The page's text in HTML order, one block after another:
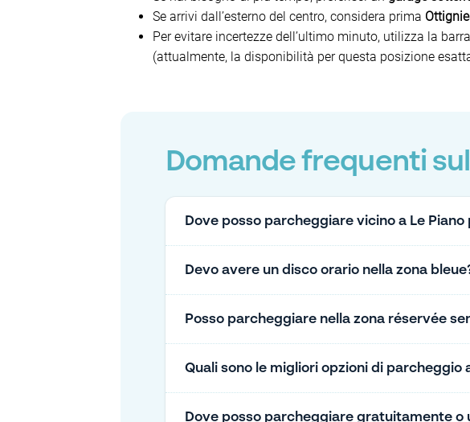
Se arrivi dall’esterno del centro, considera prima
Per evitare incertezze dell’ultimo minuto, utilizza la
(attualmente, la disponibilità per questa posizione
Domande frequenti
Dove posso parcheggiare vicino a Le
Devo avere un disco orario nella zona
Posso parcheggiare nella zona réservée
Quali sono le migliori opzioni di
Dove posso parcheggiare gratuitamente o